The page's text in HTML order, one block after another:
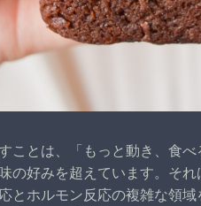
ことは、「もっと動き、食
の好みを超えています。そ
とホルモン反応の複雑な領